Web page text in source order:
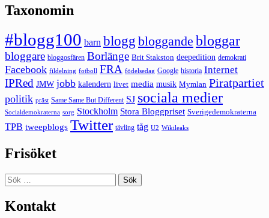
Taxonomin
#blogg100 barn blogg bloggande bloggar
bloggare bloggosfären Borlänge Brit Stakston deepedition demokrati
Facebook fildelning fotboll FRA födelsedag Google historia Internet
IPRed JMW jobb kalendern livet media musik Mymlan Piratpartiet
politik präst Same Same But Different SJ sociala medier
Socialdemokraterna sorg Stockholm Stora Bloggpriset Sverigedemokraterna
TPB tweepblogs Twitter tävling tåg U2 Wikileaks
Frisöket
Sök
efter:
Kontakt